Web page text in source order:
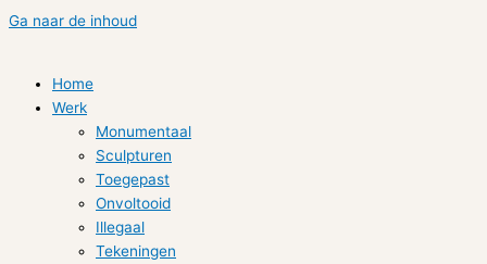
Ga naar de inhoud
Home
Werk
Monumentaal
Sculpturen
Toegepast
Onvoltooid
Illegaal
Tekeningen